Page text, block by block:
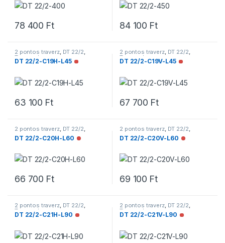
78 400 Ft 84 100 Ft
2 pontos traverz, DT 22/2,
Traverzek
DT 22/2-C19H-L45 Nincs raktáron
63 100 Ft
2 pontos traverz, DT 22/2,
Traverzek
DT 22/2-C19V-L45 Nincs
67 700 Ft
2 pontos traverz, DT 22/2,
Traverzek
DT 22/2-C20H-L60 Nincs raktáron
66 700 Ft
2 pontos traverz, DT 22/2,
Traverzek
DT 22/2-C20V-L60 Nincs
69 100 Ft
2 pontos traverz, DT 22/2,
Traverzek
DT 22/2-C21H-L90 Nincs raktáron
2 pontos traverz, DT 22/2,
Traverzek
DT 22/2-C21V-L90 Nincs